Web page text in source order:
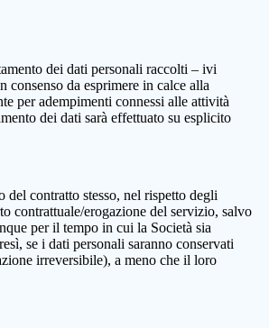
dei dati personali raccolti – ivi
da esprimere in calce alla
per adempimenti connessi alle attività
dei dati sarà effettuato su esplicito
del contratto stesso, nel rispetto degli
contrattuale/erogazione del servizio, salvo
per il tempo in cui la Società sia
se i dati personali saranno conservati
irreversibile), a meno che il loro